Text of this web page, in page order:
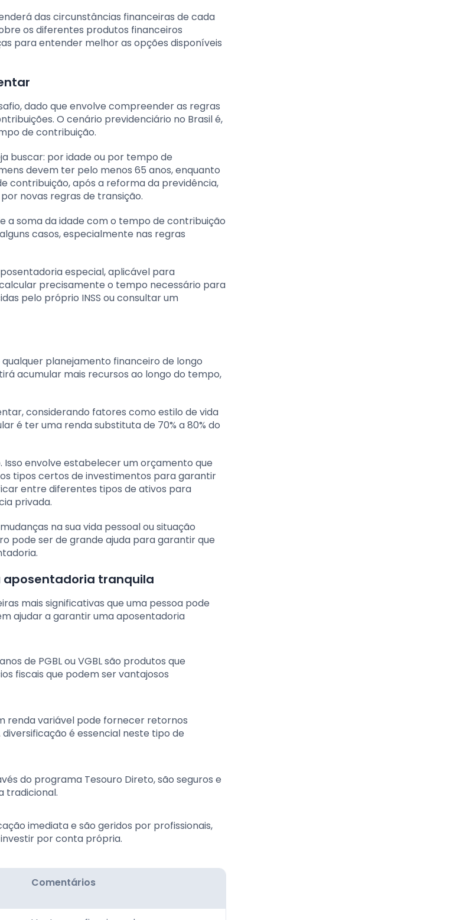
das circunstâncias financeiras de cada
os diferentes produtos financeiros
para entender melhor as opções disponíveis
dado que envolve compreender as regras
O cenário previdenciário no Brasil é,
de contribuição.
buscar: por idade ou por tempo de
devem ter pelo menos 65 anos, enquanto
contribuição, após a reforma da previdência,
novas regras de transição.
a soma da idade com o tempo de contribuição
casos, especialmente nas regras
especial, aplicável para
precisamente o tempo necessário para
pelo próprio INSS ou consultar um
planejamento financeiro de longo
acumular mais recursos ao longo do tempo,
considerando fatores como estilo de vida
é ter uma renda substituta de 70% a 80% do
envolve estabelecer um orçamento que
tipos certos de investimentos para garantir
entre diferentes tipos de ativos para
privada.
na sua vida pessoal ou situação
pode ser de grande ajuda para garantir que
tranquila
mais significativas que uma pessoa pode
ajudar a garantir uma aposentadoria
de PGBL ou VGBL são produtos que
fiscais que podem ser vantajosos
renda variável pode fornecer retornos
é essencial neste tipo de
do programa Tesouro Direto, são seguros e
tradicional.
imediata e são geridos por profissionais,
por conta própria.
Comentários